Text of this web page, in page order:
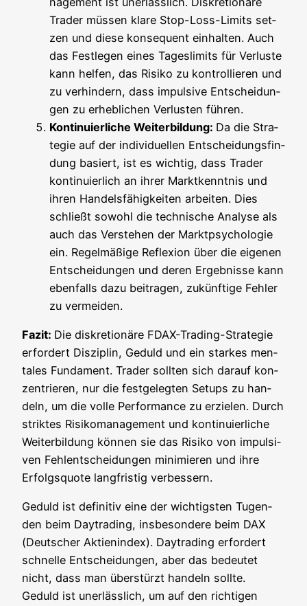
Trader müs­sen kla­re Stop-Loss-Limits set­
zen und die­se kon­se­quent ein­hal­ten. Auch
das Fest­le­gen eines Tages­li­mits für Ver­lus­te
kann hel­fen, das Risi­ko zu kon­trol­lie­ren und
zu ver­hin­dern, dass impul­si­ve Ent­schei­dun­
gen zu erheb­li­chen Ver­lus­ten führen.
Kon­ti­nu­ier­li­che Wei­ter­bil­dung: Da die Stra­
te­gie auf der indi­vi­du­el­len Ent­schei­dungs­fin­
dung basiert, ist es wich­tig, dass Trader
kon­ti­nu­ier­lich an ihrer Markt­kennt­nis und
ihren Han­dels­fä­hig­kei­ten arbei­ten. Dies
schließt sowohl die tech­ni­sche Ana­ly­se als
auch das Ver­ste­hen der Markt­psy­cho­lo­gie
ein. Regel­mä­ßi­ge Refle­xi­on über die eige­nen
Ent­schei­dun­gen und deren Ergeb­nis­se kann
eben­falls dazu bei­tra­gen, zukünf­ti­ge Feh­ler
zu vermeiden.
Fazit: Die dis­kre­tio­nä­re FDAX-Tra­ding-Stra­te­gie
erfor­dert Dis­zi­plin, Geduld und ein star­kes men­
ta­les Fun­da­ment. Trader soll­ten sich dar­auf kon­
zen­trie­ren, nur die fest­ge­leg­ten Set­ups zu han­
deln, um die vol­le Per­for­mance zu erzie­len. Durch
strik­tes Risi­ko­ma­nage­ment und kon­ti­nu­ier­li­che
Wei­ter­bil­dung kön­nen sie das Risi­ko von impul­si­
ven Fehl­ent­schei­dun­gen mini­mie­ren und ihre
Erfolgs­quo­te lang­fris­tig verbessern.
Geduld ist defi­ni­tiv eine der wich­tigs­ten Tugen­
den beim Day­tra­ding, ins­be­son­de­re beim DAX
(Deut­scher Akti­en­in­dex). Day­tra­ding erfor­dert
schnel­le Ent­schei­dun­gen, aber das bedeu­tet
nicht, dass man über­stürzt han­deln soll­te.
Geduld ist uner­läss­lich, um auf den rich­ti­gen